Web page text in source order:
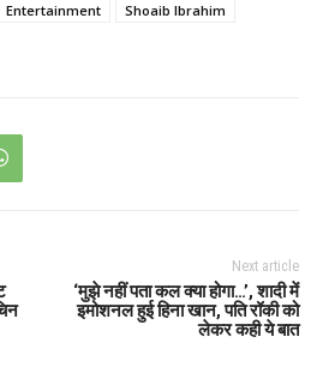
Entertainment
Shoaib Ibrahim
Next article
‘मुझे नहीं पता कल क्या होगा…’, शादी में
इमोशनल हुई हिना खान, पति रॉकी को
लेकर कही ये बात